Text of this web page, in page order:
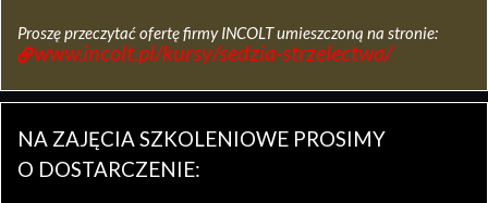
Proszę przeczytać ofertę firmy INCOLT umieszczoną na stronie:
www.incolt.pl/kursy/sedzia-strzelectwa/
NA ZAJĘCIA SZKOLENIOWE PROSIMY
O DOSTARCZENIE: